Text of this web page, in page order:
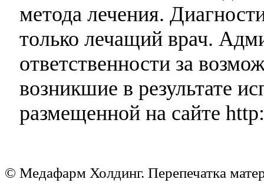
метода лечения.
только лечащий врач.
ответственности за
возникшие в результате
размещенной на сайте
© Медафарм Холдинг. Перепечатка